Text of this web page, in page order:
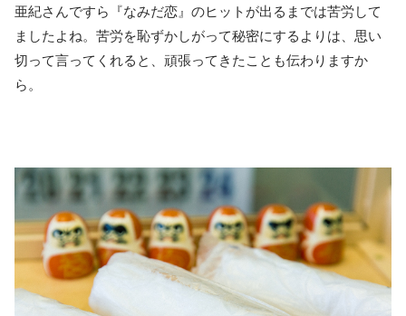
亜紀さんですら『なみだ恋』のヒットが出るまでは苦労して
ましたよね。苦労を恥ずかしがって秘密にするよりは、思い
切って言ってくれると、頑張ってきたことも伝わりますか
ら。